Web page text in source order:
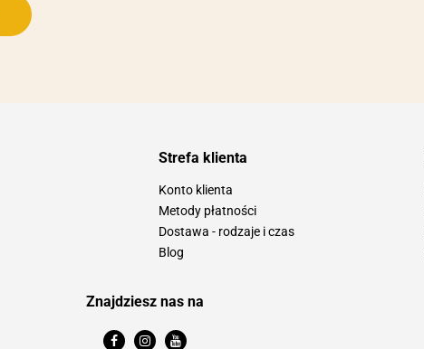
Strefa klienta
Konto klienta
Metody płatności
Dostawa - rodzaje i czas
Blog
Znajdziesz nas na